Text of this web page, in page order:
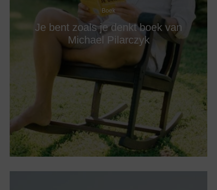
Boek
Je bent zoals je denkt boek van
Michael Pilarczyk